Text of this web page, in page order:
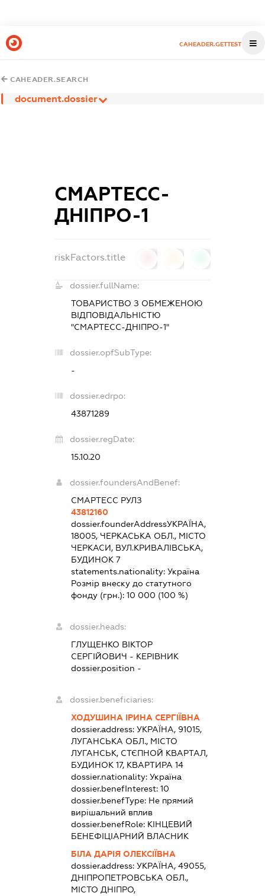
CAHEADER.GETTEST
CAHEADER.SEARCH
document.dossier
СМАРТЕСС-
ДНІПРО-1
riskFactors.title
dossier.fullName:
ТОВАРИСТВО З ОБМЕЖЕНОЮ
ВІДПОВІДАЛЬНІСТЮ
"СМАРТЕСС-ДНІПРО-1"
dossier.opfSubType:
-
dossier.edrpo:
43871289
dossier.regDate:
15.10.20
dossier.foundersAndBenef:
СМАРТЕСС РУЛЗ
43812160
dossier.founderAddressУКРАЇНА,
18005, ЧЕРКАСЬКА ОБЛ., МІСТО
ЧЕРКАСИ, ВУЛ.КРИВАЛІВСЬКА,
БУДИНОК 7
statements.nationality: Україна
Розмір внеску до статутного
фонду (грн.): 10 000 (100 %)
dossier.heads:
ГЛУЩЕНКО ВІКТОР
СЕРГІЙОВИЧ - КЕРІВНИК
dossier.position -
dossier.beneficiaries:
ХОДУШИНА ІРИНА СЕРГІЇВНА
dossier.address: УКРАЇНА, 91015,
ЛУГАНСЬКА ОБЛ., МІСТО
ЛУГАНСЬК, СТЄПНОЙ КВАРТАЛ,
БУДИНОК 17, КВАРТИРА 14
dossier.nationality: Україна
dossier.benefInterest: 10
dossier.benefType: Не прямий
вирішальний вплив
dossier.benefRole: КІНЦЕВИЙ
БЕНЕФІЦІАРНИЙ ВЛАСНИК
БІЛА ДАРІЯ ОЛЕКСІЇВНА
dossier.address: УКРАЇНА, 49055,
ДНІПРОПЕТРОВСЬКА ОБЛ.,
МІСТО ДНІПРО,